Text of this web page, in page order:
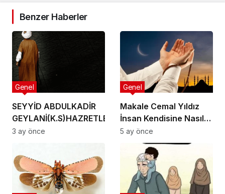
Benzer Haberler
SEYYİD ABDULKADİR
GEYLANİ(K.S)HAZRETLERİNİN.
CUMA GÜNÜ VİRDİ.
Genel
3 ay önce
Makale Cemal Yıldız
İnsan Kendisine Nasıl
Zulmeder?
Genel
5 ay önce